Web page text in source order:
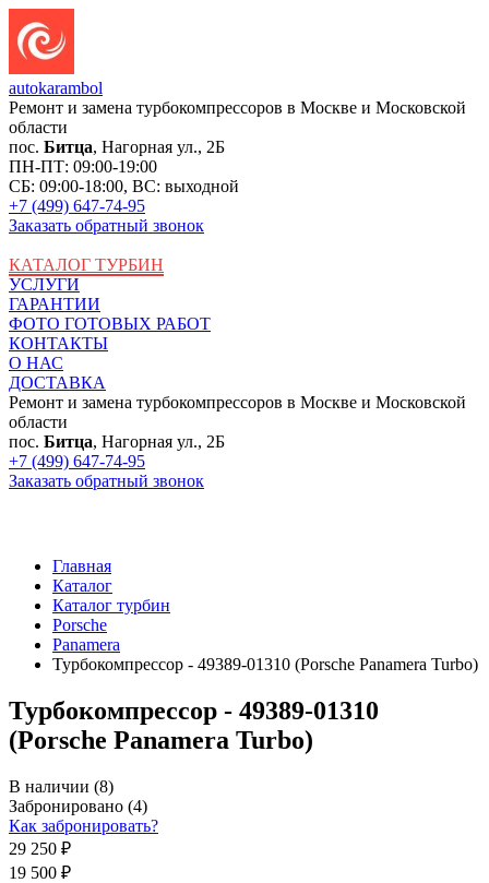
autokarambol
Ремонт и замена турбокомпрессоров в Москве и Московской
области
пос. Битца, Нагорная ул., 2Б
ПН-ПТ: 09:00-19:00
СБ: 09:00-18:00, ВС: выходной
+7 (499) 647-74-95
Заказать обратный звонок
КАТАЛОГ ТУРБИН
УСЛУГИ
ГАРАНТИИ
ФОТО ГОТОВЫХ РАБОТ
КОНТАКТЫ
О НАС
ДОСТАВКА
Ремонт и замена турбокомпрессоров в Москве и Московской
области
пос. Битца, Нагорная ул., 2Б
+7 (499) 647-74-95
Заказать обратный звонок
Главная
Каталог
Каталог турбин
Porsche
Panamera
Турбокомпрессор - 49389-01310 (Porsche Panamera Turbo)
Турбокомпрессор - 49389-01310
(Porsche Panamera Turbo)
В наличии (8)
Забронировано (4)
Как забронировать?
29 250 ₽
19 500 ₽